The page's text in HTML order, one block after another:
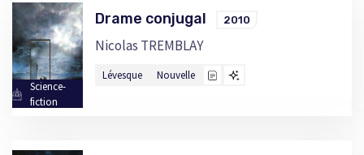
Science-
fiction
Drame conjugal 2010
Nicolas TREMBLAY
Lévesque Nouvelle